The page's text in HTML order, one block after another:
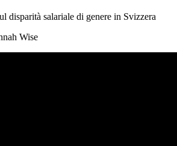
disparità salariale di genere in Svizzera
Wise